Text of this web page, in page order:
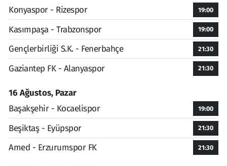
Konyaspor - Rizespor
19:00
Kasımpaşa - Trabzonspor 19:00
Gençlerbirliği S.K. - Fenerbahçe 21:30
Gaziantep FK - Alanyaspor 21:30
16 Ağustos, Pazar
Başakşehir - Kocaelispor
19:00
Beşiktaş - Eyüpspor 21:30
Amed - Erzurumspor FK 21:30